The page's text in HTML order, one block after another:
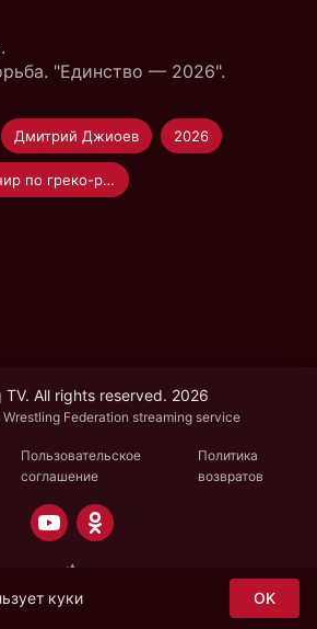
"Единство — 2026".
Дмитрий Джиоев 2026
Всероссийский турнир по греко-римской борьбе "Единство"
TV. All rights reserved. 2026
Federation streaming service
Пользовательское
соглашение
Политика
возвратов
куки OK